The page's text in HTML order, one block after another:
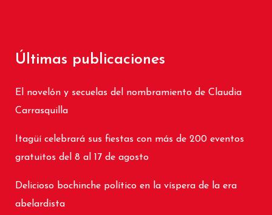
Últimas publicaciones
El novelón y secuelas del nombramiento de Claudia
Carrasquilla
Itagüí celebrará sus fiestas con más de 200 eventos
gratuitos del 8 al 17 de agosto
Delicioso bochinche político en la víspera de la era
abelardista